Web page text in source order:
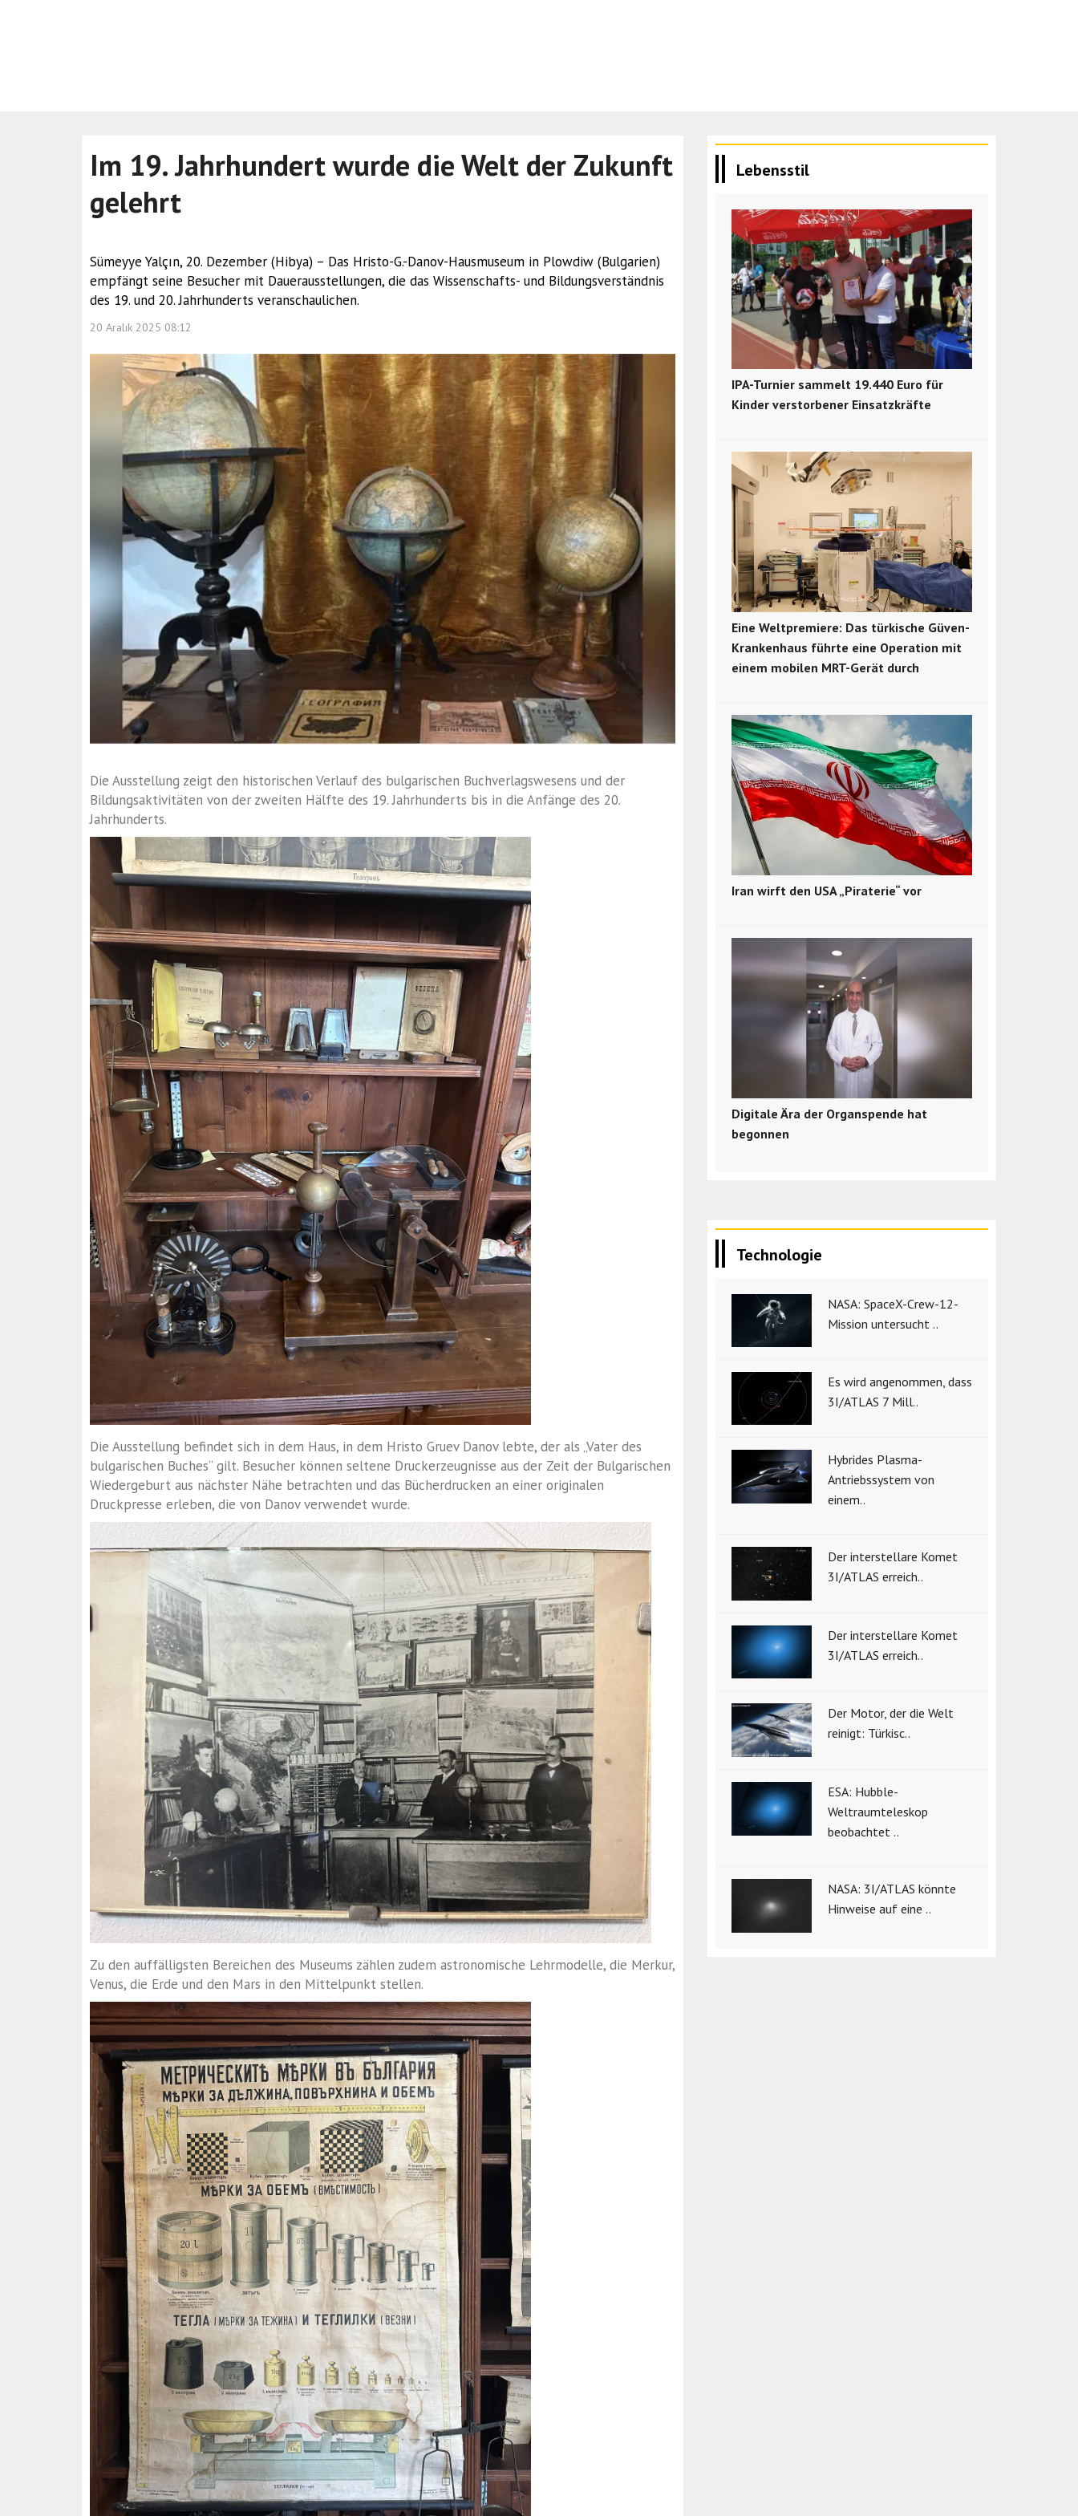
Im 19. Jahrhundert wurde die Welt der Zukunft
gelehrt
Sümeyye Yalçın, 20. Dezember (Hibya) – Das Hristo-G.-Danov-Hausmuseum in Plowdiw (Bulgarien)
empfängt seine Besucher mit Dauerausstellungen, die das Wissenschafts- und Bildungsverständnis
des 19. und 20. Jahrhunderts veranschaulichen.
20 Aralık 2025 08:12
Die Ausstellung zeigt den historischen Verlauf des bulgarischen Buchverlagswesens und der
Bildungsaktivitäten von der zweiten Hälfte des 19. Jahrhunderts bis in die Anfänge des 20.
Jahrhunderts.
Die Ausstellung befindet sich in dem Haus, in dem Hristo Gruev Danov lebte, der als „Vater des
bulgarischen Buches“ gilt. Besucher können seltene Druckerzeugnisse aus der Zeit der Bulgarischen
Wiedergeburt aus nächster Nähe betrachten und das Bücherdrucken an einer originalen
Druckpresse erleben, die von Danov verwendet wurde.
Zu den auffälligsten Bereichen des Museums zählen zudem astronomische Lehrmodelle, die Merkur,
Venus, die Erde und den Mars in den Mittelpunkt stellen.
Lebensstil
IPA-Turnier sammelt 19.440 Euro für
Kinder verstorbener Einsatzkräfte
Eine Weltpremiere: Das türkische Güven-
Krankenhaus führte eine Operation mit
einem mobilen MRT-Gerät durch
Iran wirft den USA „Piraterie“ vor
Digitale Ära der Organspende hat
begonnen
Technologie
NASA: SpaceX-Crew-12-
Mission untersucht ..
Es wird angenommen, dass
3I/ATLAS 7 Mill..
Hybrides Plasma-
Antriebssystem von
einem..
Der interstellare Komet
3I/ATLAS erreich..
Der interstellare Komet
3I/ATLAS erreich..
Der Motor, der die Welt
reinigt: Türkisc..
ESA: Hubble-
Weltraumteleskop
beobachtet ..
NASA: 3I/ATLAS könnte
Hinweise auf eine ..